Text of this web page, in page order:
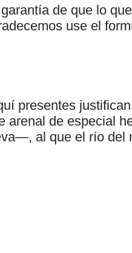
de que lo
use el
presentes
arenal de especial
al que el río del